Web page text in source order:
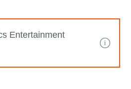
Entertainment